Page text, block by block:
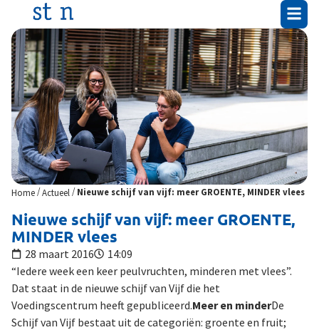
Home/Actueel /Nieuwe schijf van vijf: meer GROENTE, MINDER vlees
Nieuwe schijf van vijf: meer GROENTE,
MINDER vlees
28 maart 2016
14:09
“Iedere week een keer peulvruchten, minderen met vlees”.
Dat staat in de nieuwe schijf van Vijf die het
Voedingscentrum heeft gepubliceerd.Meer en minderDe
Schijf van Vijf bestaat uit de categoriën: groente en fruit;